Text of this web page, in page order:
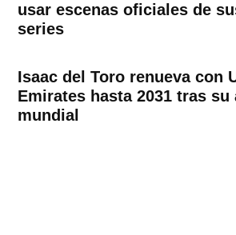
usar escenas oficiales de
series
Isaac del Toro renueva con
Emirates hasta 2031 tras su
mundial